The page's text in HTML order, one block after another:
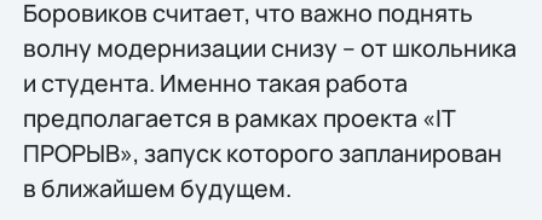
Боровиков считает, что важно поднять
волну модернизации снизу – от школьника
и студента. Именно такая работа
предполагается в рамках проекта «IT
ПРОРЫВ», запуск которого запланирован
в ближайшем будущем.